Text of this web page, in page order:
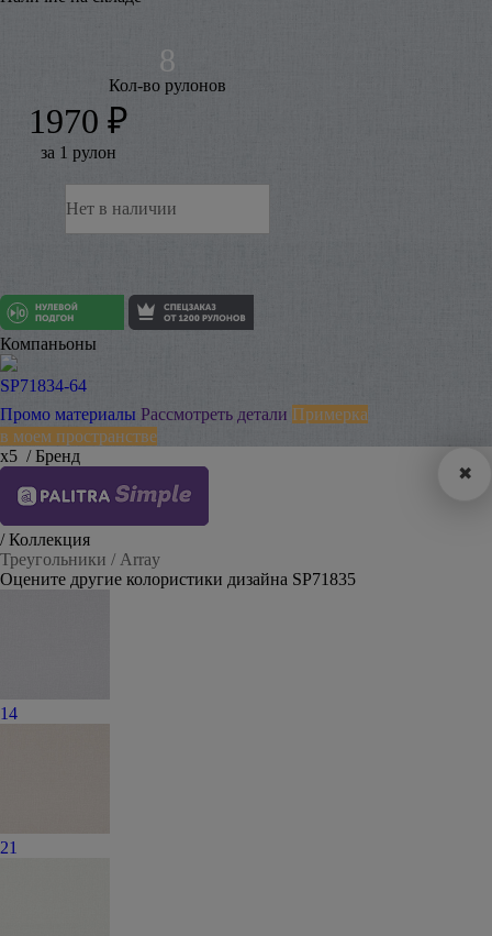
Кол-во рулонов
1970 ₽
за 1 рулон
Нет в наличии
Компаньоны
SP71834-64
Промо материалы Рассмотреть детали Примерка
в моем пространстве
х5
✖
/ Бренд
/ Коллекция
Треугольники / Array
Оцените другие колористики дизайна SP71835
14
21